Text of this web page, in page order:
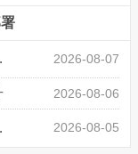
风” 2026-08-07
2026-08-06
破局 2026-08-05